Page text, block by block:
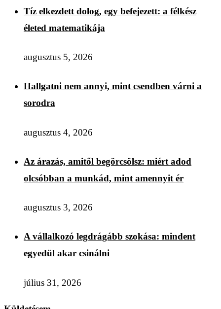
Tíz elkezdett dolog, egy befejezett: a félkész
életed matematikája
augusztus 5, 2026
Hallgatni nem annyi, mint csendben várni a
sorodra
augusztus 4, 2026
Az árazás, amitől begörcsölsz: miért adod
olcsóbban a munkád, mint amennyit ér
augusztus 3, 2026
A vállalkozó legdrágább szokása: mindent
egyedül akar csinálni
július 31, 2026